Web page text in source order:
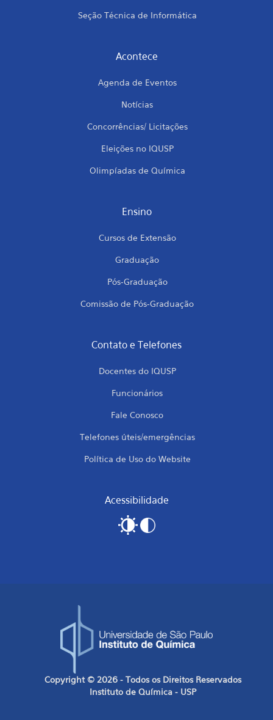
Seção Técnica de Informática
Acontece
Agenda de Eventos
Notícias
Concorrências/ Licitações
Eleições no IQUSP
Olimpíadas de Química
Ensino
Cursos de Extensão
Graduação
Pós-Graduação
Comissão de Pós-Graduação
Contato e Telefones
Docentes do IQUSP
Funcionários
Fale Conosco
Telefones úteis/emergências
Política de Uso do Website
Acessibilidade
Copyright © 2026 - Todos os Direitos Reservados
Instituto de Química - USP